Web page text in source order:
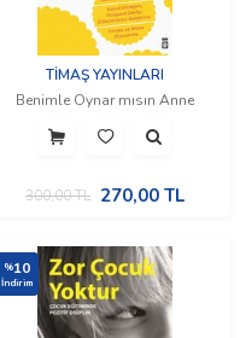
TİMAŞ YAYINLARI
Benimle Oynar mısın Anne
300,00TL 270,00 TL
%10
İndirim